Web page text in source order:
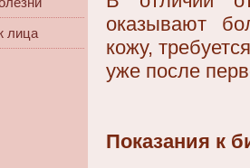
лица
оказывают
кожу,
уже после
Показания к